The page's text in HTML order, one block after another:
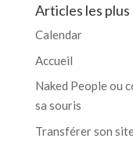
Articles les plus
Calendar
Accueil
Naked People ou
sa souris
Transférer son